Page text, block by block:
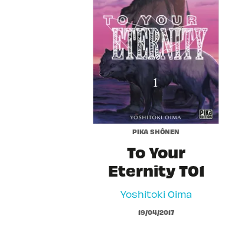
PIKA SHÔNEN
To Your
Eternity T01
Yoshitoki Oima
19/04/2017